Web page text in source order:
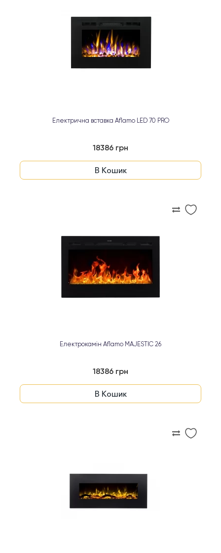
Електрична вставка Aflamo LED 70 PRO
18386 грн
В Кошик
Електрокамін Aflamo MAJESTIC 26
18386 грн
В Кошик